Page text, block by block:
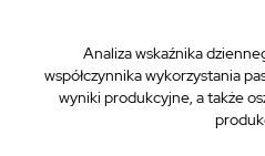
Analiza wskaźnika
współczynnika wykorzystania
wyniki produkcyjne, a także